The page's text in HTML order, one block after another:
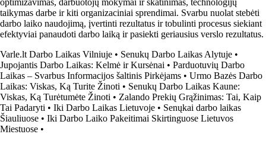
taikymas darbe ir kiti organizaciniai sprendimai. Svarbu nuolat stebėti
darbo laiko naudojimą, įvertinti rezultatus ir tobulinti procesus siekiant
efektyviai panaudoti darbo laiką ir pasiekti geriausius verslo rezultatus.
Varle.lt Darbo Laikas Vilniuje • Senukų Darbo Laikas Alytuje •
Jupojantis Darbo Laikas: Kelmė ir Kursėnai • Parduotuvių Darbo
Laikas – Svarbus Informacijos šaltinis Pirkėjams • Urmo Bazės Darbo
Laikas: Viskas, Ką Turite Žinoti • Senukų Darbo Laikas Kaune:
Viskas, Ką Turėtumėte Žinoti • Zalando Prekių Grąžinimas: Tai, Kaip
Tai Padaryti • Iki Darbo Laikas Lietuvoje • Senųkai darbo laikas
Šiauliuose • Iki Darbo Laiko Pakeitimai Skirtinguose Lietuvos
Miestuose •